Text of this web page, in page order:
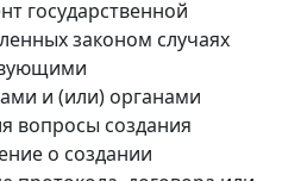
государственной
законом случаях
и (или) органами
вопросы создания
о создании